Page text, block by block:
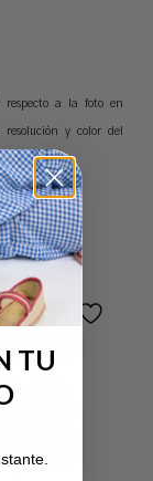
respecto a la foto en
y color del
TU